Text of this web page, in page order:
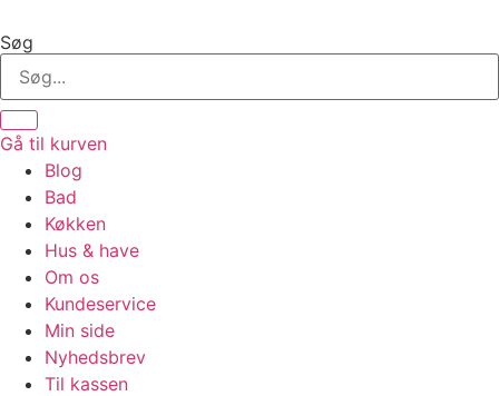
til
indhold
Søg
Gå til kurven
Blog
Bad
Køkken
Hus & have
Om os
Kundeservice
Min side
Nyhedsbrev
Til kassen